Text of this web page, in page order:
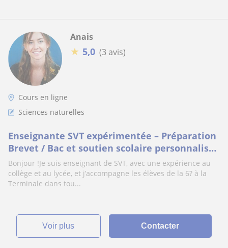
Anais
★ 5,0 (3 avis)
Cours en ligne
Sciences naturelles
Enseignante SVT expérimentée – Préparation
Brevet / Bac et soutien scolaire personnalisé
/ Aide aux devoirs
Bonjour !Je suis enseignant de SVT, avec une expérience au
collège et au lycée, et j’accompagne les élèves de la 6? à la
Terminale dans tou...
voir plus Contacter